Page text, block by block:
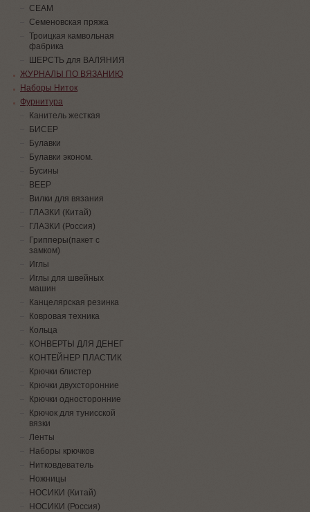
СЕАМ
Семеновская пряжа
Троицкая камвольная
фабрика
ШЕРСТЬ для ВАЛЯНИЯ
ЖУРНАЛЫ ПО ВЯЗАНИЮ
Наборы Ниток
Фурнитура
Канитель жесткая
БИСЕР
Булавки
Булавки эконом.
Бусины
ВЕЕР
Вилки для вязания
ГЛАЗКИ (Китай)
ГЛАЗКИ (Россия)
Грипперы(пакет с
замком)
Иглы
Иглы для швейных
машин
Канцелярская резинка
Ковровая техника
Кольца
КОНВЕРТЫ ДЛЯ ДЕНЕГ
КОНТЕЙНЕР ПЛАСТИК
Крючки блистер
Крючки двухсторонние
Крючки односторонние
Крючок для тунисской
вязки
Ленты
Наборы крючков
Нитковдеватель
Ножницы
НОСИКИ (Китай)
НОСИКИ (Россия)